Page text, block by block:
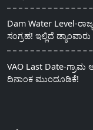
Dam Water Level-
ಸಂಗ್ರಹ! ಇಲ್ಲಿದೆ
VAO Last Date-
ದಿನಾಂಕ ಮುಂದೂಡಿಕೆ!